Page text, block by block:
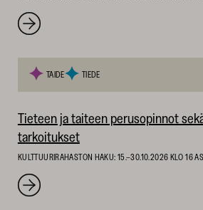
TAIDE TIEDE
Tieteen ja taiteen perusopinnot
tarkoitukset
KULTTUURIRAHASTON HAKU: 15.–30.10.2026 KLO 16